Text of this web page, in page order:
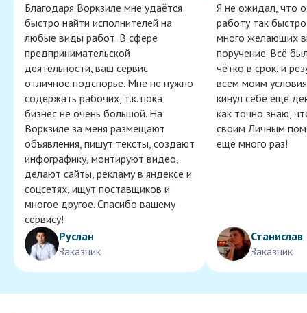
Благодаря Воркзиле мне удаётся
быстро найти исполнителей на
любые виды работ. В сфере
предпринимательской
деятельности, ваш сервис
отличное подспорье. Мне не нужно
содержать рабочих, т.к. пока
бизнес не очень большой. На
Воркзиле за меня размещают
объявления, пишут тексты, создают
инфографику, монтируют видео,
делают сайты, рекламу в яндексе и
соцсетях, ищут поставщиков и
многое другое. Спасибо вашему
сервису!
Руслан
Заказчик
Я не ожидал, что
работу так
много желающих
поручение. Всё
чётко в срок, и
всем моим
кинул себе ещё
как точно знаю,
своим Личным
ещё много раз!
Станислав
Заказчик